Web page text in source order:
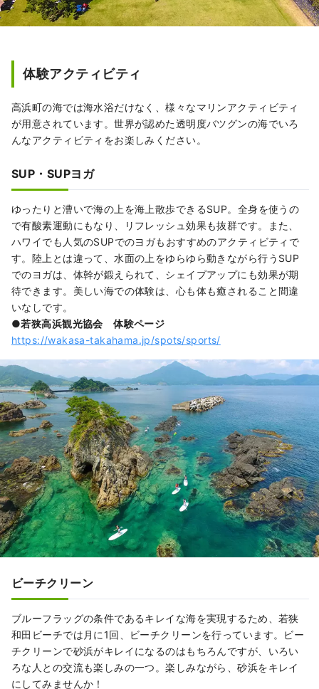
体験アクティビティ
高浜町の海では海水浴だけなく、様々なマリンアクティビティ
が用意されています。世界が認めた透明度バツグンの海でいろ
んなアクティビティをお楽しみください。
SUP・SUPヨガ
ゆったりと漕いで海の上を海上散歩できるSUP。全身を使うの
で有酸素運動にもなり、リフレッシュ効果も抜群です。また、
ハワイでも人気のSUPでのヨガもおすすめのアクティビティで
す。陸上とは違って、水面の上をゆらゆら動きながら行うSUP
でのヨガは、体幹が鍛えられて、シェイプアップにも効果が期
待できます。美しい海での体験は、心も体も癒されること間違
いなしです。
●若狭高浜観光協会 体験ページ
https://wakasa-takahama.jp/spots/sports/
ビーチクリーン
ブルーフラッグの条件であるキレイな海を実現するため、若狭
和田ビーチでは月に1回、ビーチクリーンを行っています。ビー
チクリーンで砂浜がキレイになるのはもちろんですが、いろい
ろな人との交流も楽しみの一つ。楽しみながら、砂浜をキレイ
にしてみませんか！